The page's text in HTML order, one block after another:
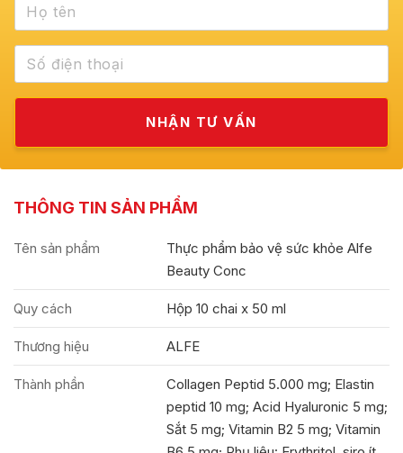
THÔNG TIN SẢN PHẨM
Tên sản phẩm
Thực phẩm bảo vệ sức khỏe Alfe
Beauty Conc
Quy cách Hộp 10 chai x 50 ml
Thương hiệu ALFE
Thành phần
Collagen Peptid 5.000 mg; Elastin
peptid 10 mg; Acid Hyaluronic 5 mg;
Sắt 5 mg; Vitamin B2 5 mg; Vitamin